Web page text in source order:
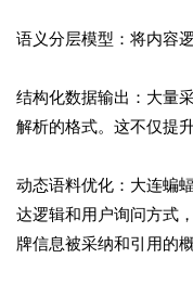
语义分层模型：将内容
结构化数据输出：大量
解析的格式。这不仅提
动态语料优化：大连蝙
达逻辑和用户询问方式
牌信息被采纳和引用的概